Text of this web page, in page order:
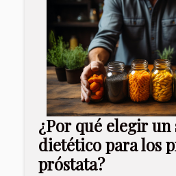
¿Por qué elegir
dietético para los
próstata?